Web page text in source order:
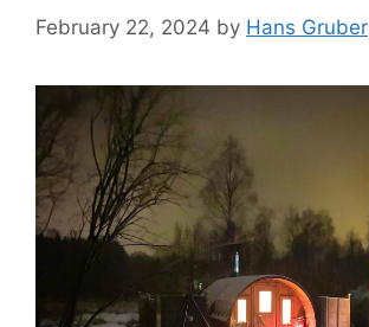
February 22, 2024 by Hans Gruber